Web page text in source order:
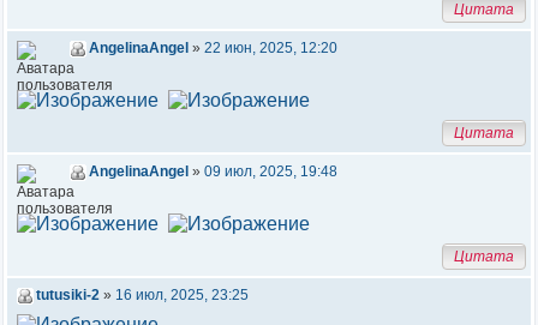
Цитата
AngelinaAngel » 22 июн, 2025, 12:20
Цитата
AngelinaAngel » 09 июл, 2025, 19:48
Цитата
tutusiki-2 » 16 июл, 2025, 23:25